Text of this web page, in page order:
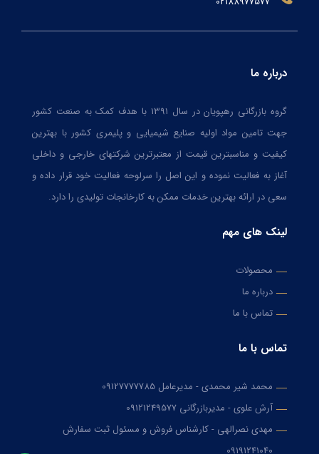
درباره ما
گروه بازرگانی رهپویان در سال ۱۳۹۱ با هدف کمک به صنعت کشور
جهت تامین مواد اولیه صنایع شیمیایی و پلیمری کشور با بهترین
کیفیت و مناسبترین قیمت از معتبرترین شرکتهای خارجی و داخلی
آغاز به فعالیت نموده و این اصل را سرلوحه فعالیت خود قرار داده و
سعی در ارائه بهترین خدمات ممکن به کارخانجات تولیدی را دارد.
لینک های مهم
محصولات
درباره ما
تماس با ما
تماس با ما
محمد شیر محمدی - مدیرعامل 09127777785
آرش علوی - مدیربازرگانی 09121249577
مهدی نصرالهی - کارشناس فروش و مسئول ثبت سفارش
09191241040